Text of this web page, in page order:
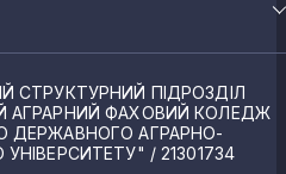
СТРУКТУРНИЙ ПІДРОЗДІЛ
АГРАРНИЙ ФАХОВИЙ КОЛЕДЖ
ДЕРЖАВНОГО АГРАРНО-
/ 21301734